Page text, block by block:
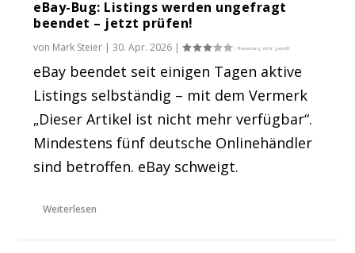
eBay-Bug: Listings werden ungefragt
beendet – jetzt prüfen!
von Mark Steier |30. Apr. 2026 |
eBay beendet seit einigen Tagen aktive
Listings selbständig – mit dem Vermerk
„Dieser Artikel ist nicht mehr verfügbar“.
Mindestens fünf deutsche Onlinehändler
sind betroffen. eBay schweigt.
Weiterlesen